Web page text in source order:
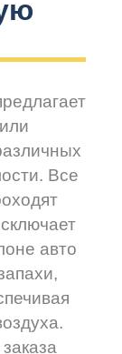
Все
авто